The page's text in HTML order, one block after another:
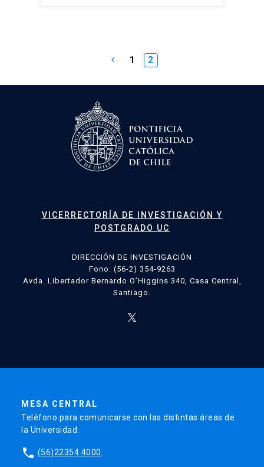
entradas
keyboard_arrow_left 1 2
VICERRECTORÍA DE INVESTIGACIÓN Y
POSTGRADO UC
DIRECCIÓN DE INVESTIGACIÓN
Fono: (56-2) 354-9263
Avda. Libertador Bernardo O’Higgins 340, Casa Central,
Santiago.
MESA CENTRAL
Teléfono para comunicarse con las distintas áreas de
la Universidad.
phone (56)22354 4000